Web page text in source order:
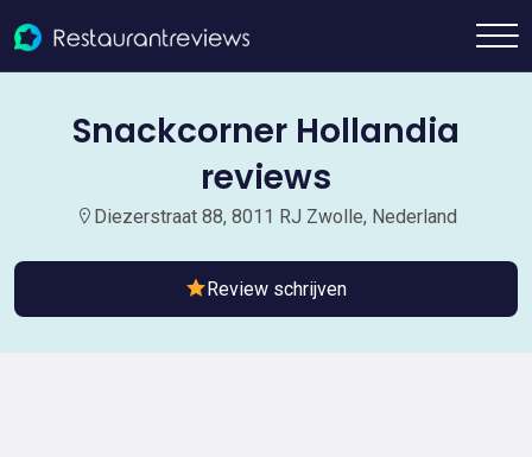
Snackcorner Hollandia
reviews
Diezerstraat 88, 8011 RJ Zwolle, Nederland
Review schrijven